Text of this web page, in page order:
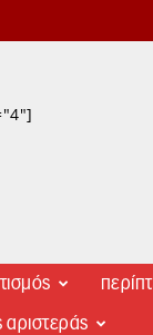
αριστεράς